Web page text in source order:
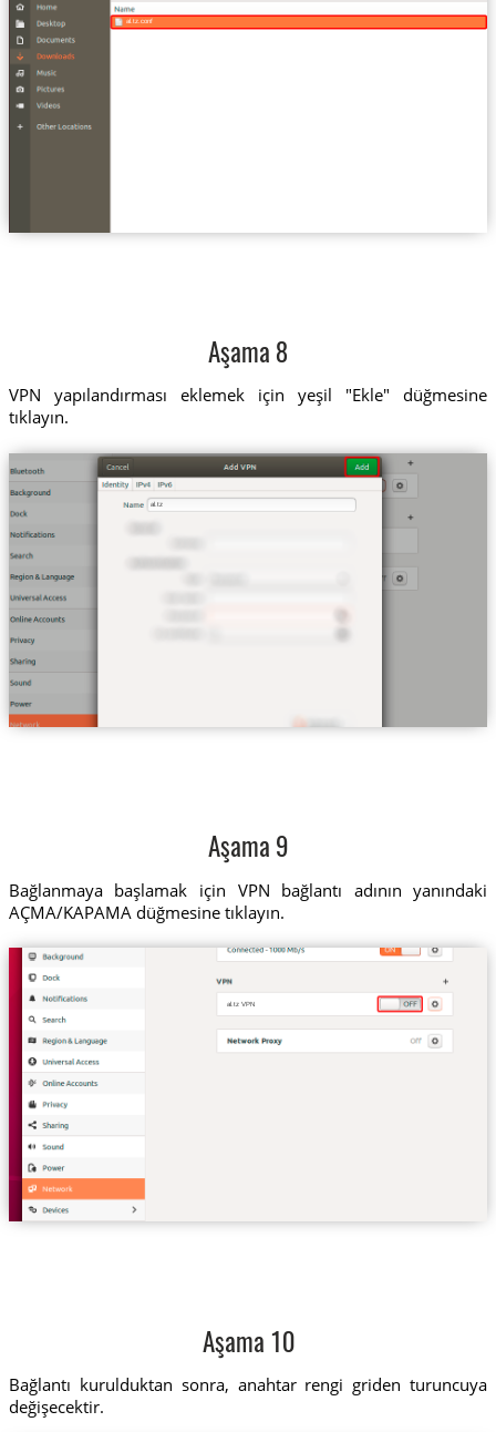
al.tz.conf
Aşama 8
VPN yapılandırması eklemek için yeşil "Ekle" düğmesine
tıklayın.
al.tz
Aşama 9
Bağlanmaya başlamak için VPN bağlantı adının yanındaki
AÇMA/KAPAMA düğmesine tıklayın.
al.tz VPN
Aşama 10
Bağlantı kurulduktan sonra, anahtar rengi griden turuncuya
değişecektir.